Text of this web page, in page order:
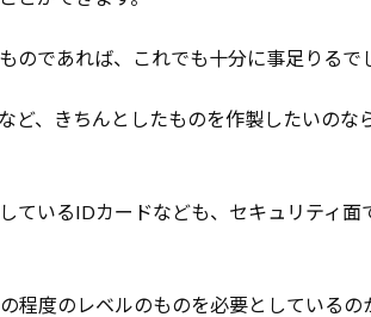
のであれば、これでも十分に事足りるで
ど、きちんとしたものを作製したいのな
ているIDカードなども、セキュリティ面
程度のレベルのものを必要としている